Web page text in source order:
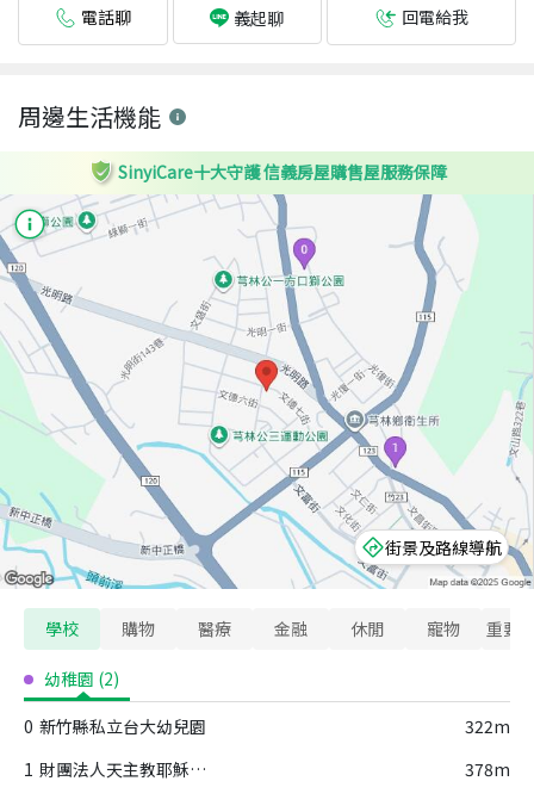
電話聊 義起聊 回電給我
周邊生活機能
SinyiCare十大守護 信義房屋購售屋服務保障
街景及路線導航
學校 購物 醫療 金融 休閒 寵物 重要
幼稚園 (2)
0 新竹縣私立台大幼兒園
322m
1 財團法人天主教耶穌肋傷女修會附設新竹縣私立孝愛幼兒園 378m